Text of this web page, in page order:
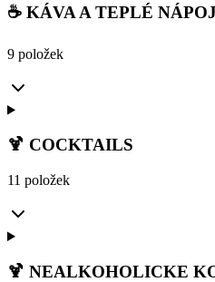
☕ KÁVA A TEPLÉ
9 položek
🍹 COCKTAILS
11 položek
🍹 NEALKOHOLICKE